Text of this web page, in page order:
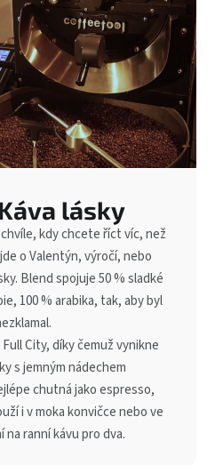
lásky
kdy chcete říct víc, než
o Valentýn, výročí, nebo
Blend spojuje 50 % sladké
100 % arabika, tak, aby byl
City, díky čemuž vynikne
s jemným nádechem
chutná jako espresso,
i v moka konvičce nebo ve
ranní kávu pro dva.